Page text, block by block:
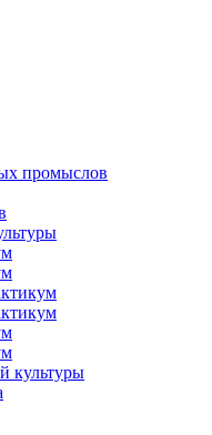
промыслов
культуры